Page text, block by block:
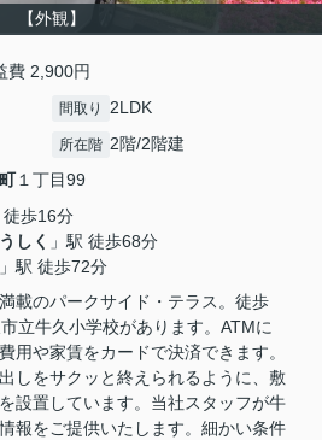
【外観】
費 2,900円
間取り 2LDK
所在階 2階/2階建
１丁目99
徒歩16分
しく 」駅 徒歩68分
」駅 徒歩72分
載のパークサイド・テラス。徒歩
立牛久小学校があります。ATMに
用や家賃をカードで決済できます。
しをサクッと終えられるように、敷
設置しています。当社スタッフが牛
報をご提供いたします。細かい条件